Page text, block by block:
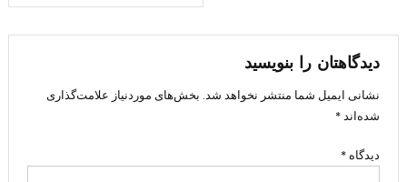
دیدگاهتان را بنویسید
نشانی ایمیل شما منتشر نخواهد شد. بخش‌های موردنیاز علامت‌گذاری
شده‌اند*
دیدگاه *